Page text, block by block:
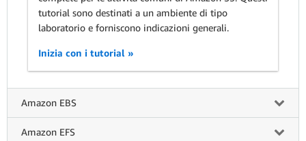
tutorial sono destinati a un ambiente di tipo
laboratorio e forniscono indicazioni generali.
Inizia con i tutorial »
Amazon EBS
Amazon EFS